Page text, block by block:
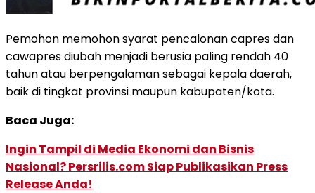
Pemohon memohon syarat pencalonan capres dan
cawapres diubah menjadi berusia paling rendah 40
tahun atau berpengalaman sebagai kepala daerah,
baik di tingkat provinsi maupun kabupaten/kota.
Baca Juga:
Ingin Tampil di Media Ekonomi dan Bisnis
Nasional? Persrilis.com Siap Publikasikan Press
Release Anda!